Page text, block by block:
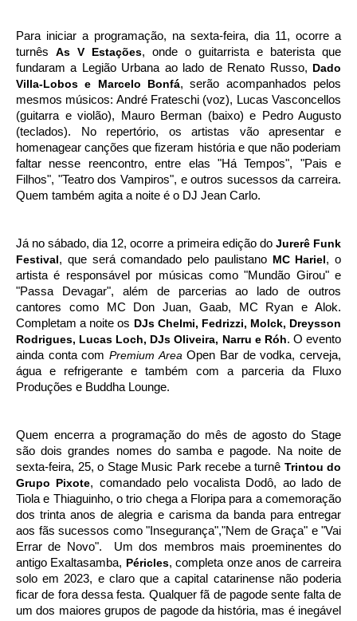
Para iniciar a programação, na sexta-feira, dia 11, ocorre a
turnês As V Estações, onde o guitarrista e baterista que
fundaram a Legião Urbana ao lado de Renato Russo, Dado
Villa-Lobos e Marcelo Bonfá, serão acompanhados pelos
mesmos músicos: André Frateschi (voz), Lucas Vasconcellos
(guitarra e violão), Mauro Berman (baixo) e Pedro Augusto
(teclados). No repertório, os artistas vão apresentar e
homenagear canções que fizeram história e que não poderiam
faltar nesse reencontro, entre elas "Há Tempos", "Pais e
Filhos", "Teatro dos Vampiros", e outros sucessos da carreira.
Quem também agita a noite é o DJ Jean Carlo.
Já no sábado, dia 12, ocorre a primeira edição do Jurerê Funk
Festival, que será comandado pelo paulistanoMC Hariel, o
artista é responsável por músicas como "Mundão Girou" e
"Passa Devagar", além de parcerias ao lado de outros
cantores como MC Don Juan, Gaab, MC Ryan e Alok.
Completam a noite os DJs Chelmi, Fedrizzi, Molck, Dreysson
Rodrigues, Lucas Loch, DJs Oliveira, Narru e Róh. O evento
ainda conta com Premium Area Open Bar de vodka, cerveja,
água e refrigerante e também com a parceria da Fluxo
Produções e Buddha Lounge.
Quem encerra a programação do mês de agosto do Stage
são dois grandes nomes do samba e pagode. Na noite de
sexta-feira, 25, o Stage Music Park recebe a turnê Trintou do
Grupo Pixote, comandado pelo vocalista Dodô, ao lado de
Tiola e Thiaguinho, o trio chega a Floripa para a comemoração
dos trinta anos de alegria e carisma da banda para entregar
aos fãs sucessos como "Insegurança","Nem de Graça" e "Vai
Errar de Novo". Um dos membros mais proeminentes do
antigo Exaltasamba, Péricles, completa onze anos de carreira
solo em 2023, e claro que a capital catarinense não poderia
ficar de fora dessa festa. Qualquer fã de pagode sente falta de
um dos maiores grupos de pagode da história, mas é inegável